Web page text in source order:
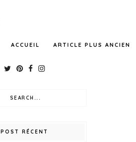
ARTICLE PLUS ANCIEN
ACCUEIL
POST RÉCENT